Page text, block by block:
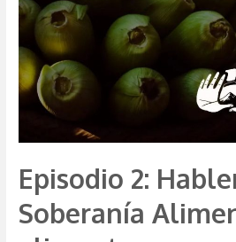
Episodio 2:
Soberanía